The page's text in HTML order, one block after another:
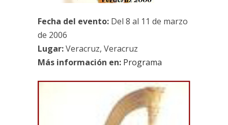
Fecha del evento: Del 8 al 11 de marzo
de 2006
Lugar:Veracruz, Veracruz
Más información en: Programa